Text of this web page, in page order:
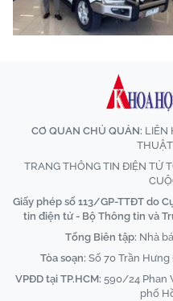
CƠ QUAN CHỦ QUẢN: LIÊN
TRANG THÔNG TIN ĐIỆN TỬ
Giấy phép số 113/GP-TTĐT do
tin điện tử - Bộ Thông tin và
Tổng Biên tập: Nhà
Tòa soạn: Số 70 Trần
VPĐD tại TP.HCM: 590/24 Phan
phố